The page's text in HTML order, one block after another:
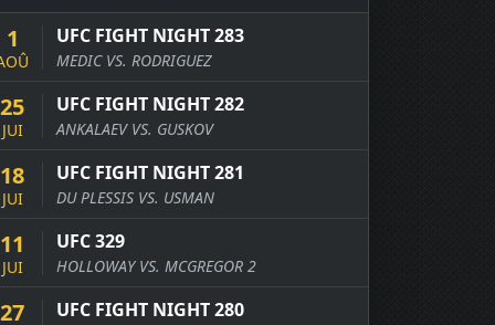
1 UFC FIGHT NIGHT 283
MEDIC VS. RODRIGUEZ
25
JUI
UFC FIGHT NIGHT 282
ANKALAEV VS. GUSKOV
18
JUI
UFC FIGHT NIGHT 281
DU PLESSIS VS. USMAN
11
JUI
UFC 329
HOLLOWAY VS. MCGREGOR 2
27 UFC FIGHT NIGHT 280